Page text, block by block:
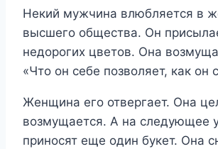
Некий мужчина влюбляется в
высшего общества. Он
недорогих цветов. Она
«Что он себе позволяет, как он
Женщина его отвергает. Она
возмущается. А на следующее
приносят еще один букет. Она